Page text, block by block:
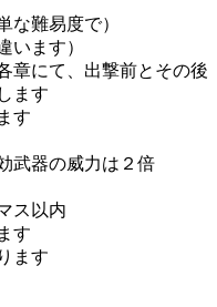
な難易度で）
います）
章にて、出撃前とその後
ます
す
武器の威力は２倍
ス以内
す
ます